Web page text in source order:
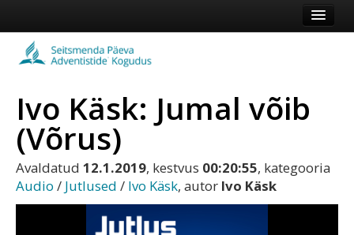
Koduleht
Vaata veel
Logi sisse või registreeru
Ivo Käsk: Jumal võib
(Võrus)
Avaldatud 12.1.2019, kestvus 00:20:55, kategooria
Audio / Jutlused / Ivo Käsk, autor Ivo Käsk